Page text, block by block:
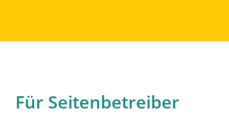
Für Seitenbetreiber